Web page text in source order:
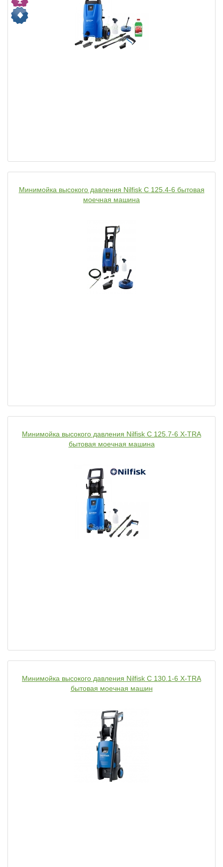
Минимойка высокого давления Nilfisk C 125.4-6 бытовая
моечная машина
Минимойка высокого давления Nilfisk C 125.7-6 X-TRA
бытовая моечная машина
Минимойка высокого давления Nilfisk C 130.1-6 X-TRA
бытовая моечная машин